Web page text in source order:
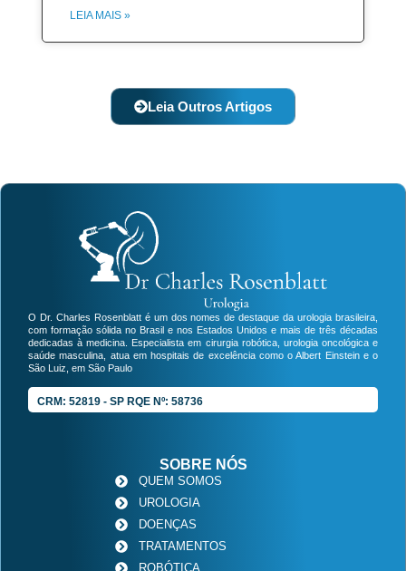
LEIA MAIS »
Leia Outros Artigos
O Dr. Charles Rosenblatt é um dos nomes de destaque da urologia brasileira,
com formação sólida no Brasil e nos Estados Unidos e mais de três décadas
dedicadas à medicina. Especialista em cirurgia robótica, urologia oncológica e
saúde masculina, atua em hospitais de excelência como o Albert Einstein e o
São Luiz, em São Paulo
CRM: 52819 - SP RQE Nº: 58736
SOBRE NÓS
QUEM SOMOS
UROLOGIA
DOENÇAS
TRATAMENTOS
ROBÓTICA